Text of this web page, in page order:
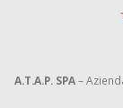
A.T.A.P. SPA–